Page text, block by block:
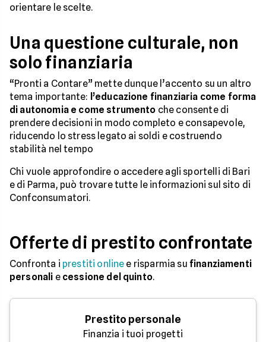
orientare le scelte.
Una questione culturale, non
solo finanziaria
“Pronti a Contare” mette dunque l’accento su un altro
tema importante: l’educazione finanziaria come forma
di autonomia e come strumento che consente di
prendere decisioni in modo completo e consapevole,
riducendo lo stress legato ai soldi e costruendo
stabilità nel tempo
Chi vuole approfondire o accedere agli sportelli di Bari
e di Parma, può trovare tutte le informazioni sul sito di
Confconsumatori.
Offerte di prestito confrontate
Confronta i prestiti online e risparmia su finanziamenti
personali e cessione del quinto.
Prestito personale
Finanzia i tuoi progetti